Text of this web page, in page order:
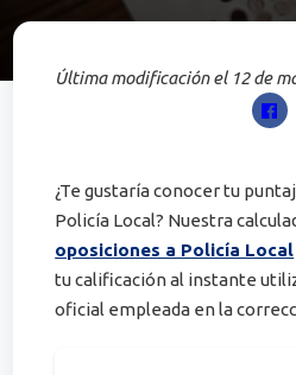
Última modificación el 12 de
¿Te gustaría conocer tu
Policía Local? Nuestra
oposiciones a Policía Local
tu calificación al instante
oficial empleada en la